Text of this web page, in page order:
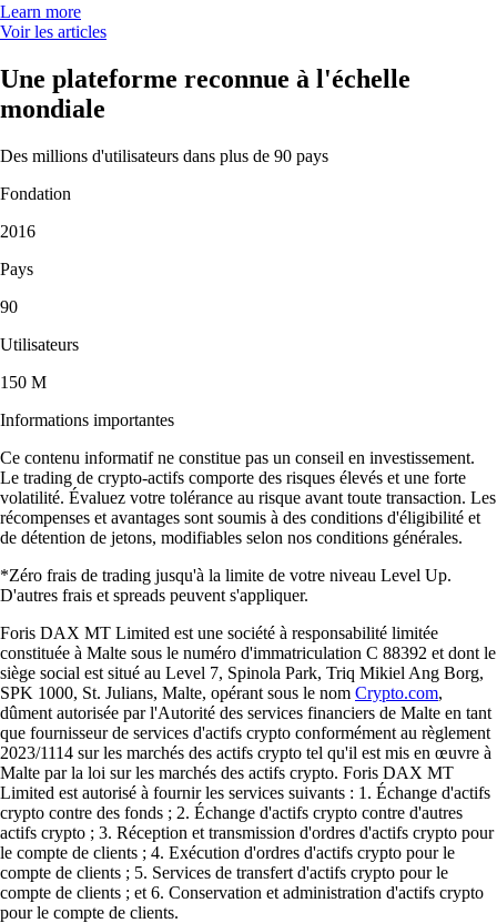
Learn more
Voir les articles
Une plateforme reconnue à l'échelle
mondiale
Des millions d'utilisateurs dans plus de 90 pays
Fondation
2016
Pays
90
Utilisateurs
150 M
Informations importantes
Ce contenu informatif ne constitue pas un conseil en investissement.
Le trading de crypto-actifs comporte des risques élevés et une forte
volatilité. Évaluez votre tolérance au risque avant toute transaction. Les
récompenses et avantages sont soumis à des conditions d'éligibilité et
de détention de jetons, modifiables selon nos conditions générales.
*Zéro frais de trading jusqu'à la limite de votre niveau Level Up.
D'autres frais et spreads peuvent s'appliquer.
Foris DAX MT Limited est une société à responsabilité limitée
constituée à Malte sous le numéro d'immatriculation C 88392 et dont le
siège social est situé au Level 7, Spinola Park, Triq Mikiel Ang Borg,
SPK 1000, St. Julians, Malte, opérant sous le nom Crypto.com,
dûment autorisée par l'Autorité des services financiers de Malte en tant
que fournisseur de services d'actifs crypto conformément au règlement
2023/1114 sur les marchés des actifs crypto tel qu'il est mis en œuvre à
Malte par la loi sur les marchés des actifs crypto. Foris DAX MT
Limited est autorisé à fournir les services suivants : 1. Échange d'actifs
crypto contre des fonds ; 2. Échange d'actifs crypto contre d'autres
actifs crypto ; 3. Réception et transmission d'ordres d'actifs crypto pour
le compte de clients ; 4. Exécution d'ordres d'actifs crypto pour le
compte de clients ; 5. Services de transfert d'actifs crypto pour le
compte de clients ; et 6. Conservation et administration d'actifs crypto
pour le compte de clients.